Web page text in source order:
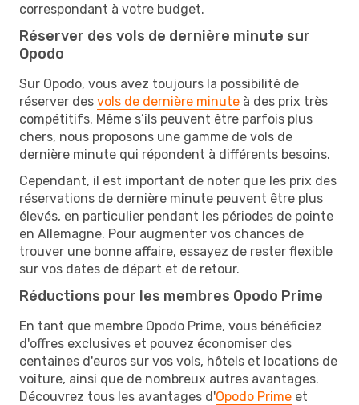
correspondant à votre budget.
Réserver des vols de dernière minute sur
Opodo
Sur Opodo, vous avez toujours la possibilité de
réserver des vols de dernière minute à des prix très
compétitifs. Même s’ils peuvent être parfois plus
chers, nous proposons une gamme de vols de
dernière minute qui répondent à différents besoins.
Cependant, il est important de noter que les prix des
réservations de dernière minute peuvent être plus
élevés, en particulier pendant les périodes de pointe
en Allemagne. Pour augmenter vos chances de
trouver une bonne affaire, essayez de rester flexible
sur vos dates de départ et de retour.
Réductions pour les membres Opodo Prime
En tant que membre Opodo Prime, vous bénéficiez
d'offres exclusives et pouvez économiser des
centaines d'euros sur vos vols, hôtels et locations de
voiture, ainsi que de nombreux autres avantages.
Découvrez tous les avantages d'Opodo Prime et